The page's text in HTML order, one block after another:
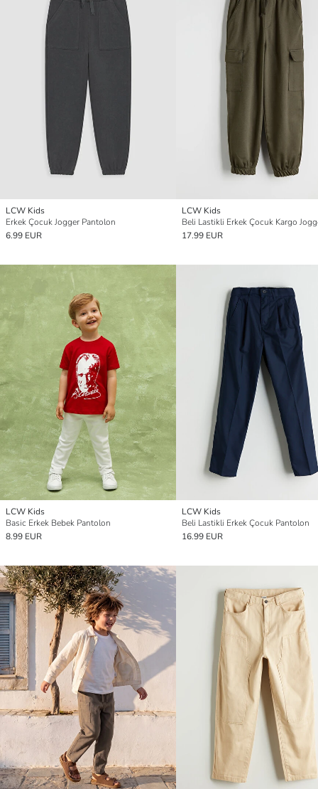
LCW Kids
Erkek Çocuk Jogger Pantolon
6.99 EUR
LCW Kids
17.99 EUR
LCW Kids
Basic Erkek Bebek Pantolon
8.99 EUR
LCW Kids
Beli Lastikli Erkek Çocuk Pantolon
16.99 EUR